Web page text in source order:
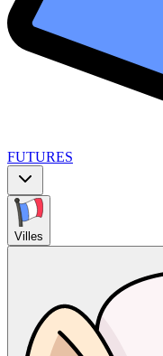
FUTURES
Villes